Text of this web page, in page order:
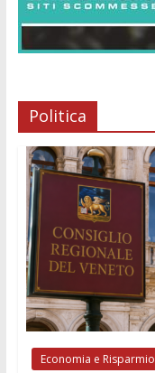
Politica
Economia e Risparmio